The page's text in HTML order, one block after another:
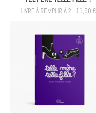
LIVRE À REMPLIR À 2 - 11,90 €